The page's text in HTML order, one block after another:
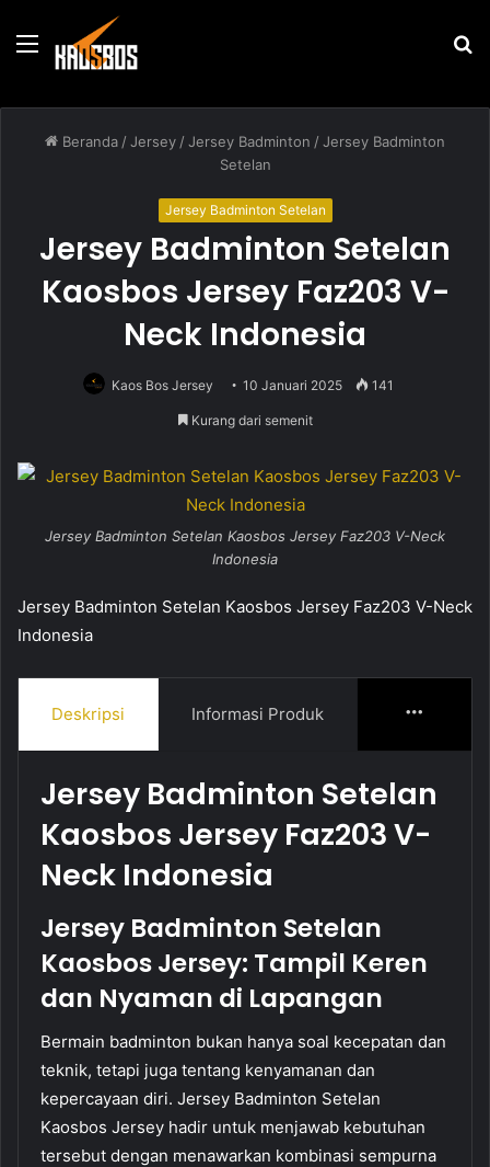
Menu
Beranda /Jersey /Jersey Badminton /Jersey Badminton
Setelan
Jersey Badminton Setelan
Jersey Badminton Setelan
Kaosbos Jersey Faz203 V-
Neck Indonesia
Kaos Bos Jersey 10 Januari 2025 141
Kurang dari semenit
Jersey Badminton Setelan Kaosbos Jersey Faz203 V-Neck
Indonesia
Jersey Badminton Setelan Kaosbos Jersey Faz203 V-Neck
Indonesia
Deskripsi Informasi Produk
Jersey Badminton Setelan
Kaosbos Jersey Faz203 V-
Neck Indonesia
Jersey Badminton Setelan
Kaosbos Jersey: Tampil Keren
dan Nyaman di Lapangan
Bermain badminton bukan hanya soal kecepatan dan
teknik, tetapi juga tentang kenyamanan dan
kepercayaan diri. Jersey Badminton Setelan
Kaosbos Jersey hadir untuk menjawab kebutuhan
tersebut dengan menawarkan kombinasi sempurna